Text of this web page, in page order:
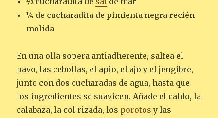
¼ de cucharadita de pimienta negra recién
molida
En una olla sopera antiadherente, saltea el
pavo, las cebollas, el apio, el ajo y el jengibre,
junto con dos cucharadas de agua, hasta que
los ingredientes se suavicen. Añade el caldo, la
calabaza, la col rizada, los porotos y las